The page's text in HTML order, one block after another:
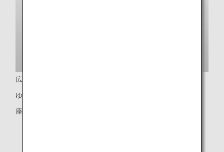
広いシートピッチ
ゆとりある59インチのシートピッチ
座席幅（約21.5インチ、約54.6センチ）